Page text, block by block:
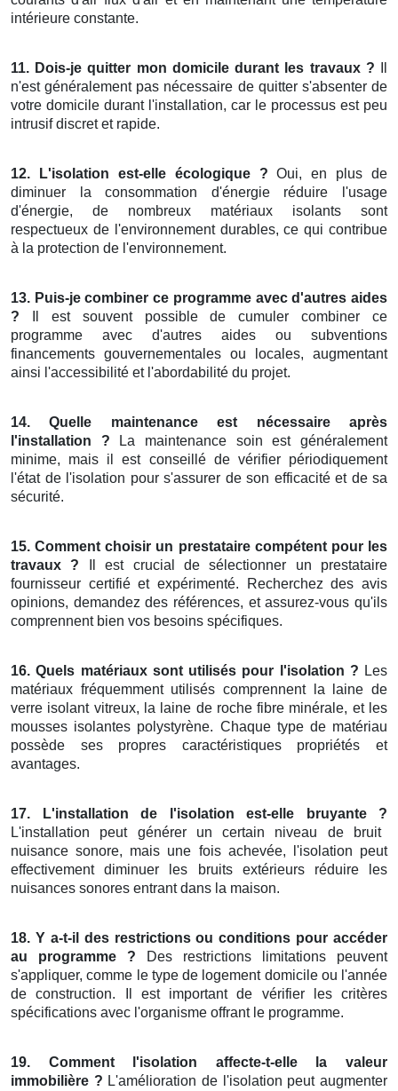
intérieure constante.
11. Dois-je quitter mon domicile durant les travaux ?
n'est généralement pas nécessaire de quitter s'absenter de
votre domicile durant l'installation, car le processus est peu
intrusif discret et rapide.
12. L'isolation est-elle écologique ? Oui, en plus de
diminuer la consommation d'énergie réduire l'usage
d'énergie, de nombreux matériaux isolants sont
respectueux de l'environnement durables, ce qui contribue
à la protection de l'environnement.
13. Puis-je combiner ce programme avec d'autres aides
? Il est souvent possible de cumuler combiner ce
programme avec d'autres aides ou subventions
financements gouvernementales ou locales, augmentant
ainsi l'accessibilité et l'abordabilité du projet.
14. Quelle maintenance est nécessaire après
l'installation ? La maintenance soin est généralement
minime, mais il est conseillé de vérifier périodiquement
l'état de l'isolation pour s'assurer de son efficacité et de sa
sécurité.
15. Comment choisir un prestataire compétent pour les
travaux ? Il est crucial de sélectionner un prestataire
fournisseur certifié et expérimenté. Recherchez des avis
opinions, demandez des références, et assurez-vous qu'ils
comprennent bien vos besoins spécifiques.
16. Quels matériaux sont utilisés pour l'isolation ? Les
matériaux fréquemment utilisés comprennent la laine de
verre isolant vitreux, la laine de roche fibre minérale, et les
mousses isolantes polystyrène. Chaque type de matériau
possède ses propres caractéristiques propriétés et
avantages.
17. L'installation de l'isolation est-elle bruyante ?
L'installation peut générer un certain niveau de bruit
nuisance sonore, mais une fois achevée, l'isolation peut
effectivement diminuer les bruits extérieurs réduire les
nuisances sonores entrant dans la maison.
18. Y a-t-il des restrictions ou conditions pour accéder
au programme ? Des restrictions limitations peuvent
s'appliquer, comme le type de logement domicile ou l'année
de construction. Il est important de vérifier les critères
spécifications avec l'organisme offrant le programme.
19. Comment l'isolation affecte-t-elle la valeur
immobilière ? L'amélioration de l'isolation peut augmenter